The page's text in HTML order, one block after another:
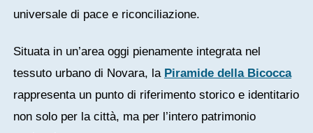
universale di pace e riconciliazione.
Situata in un’area oggi pienamente integrata nel
tessuto urbano di Novara, la Piramide della Bicocca
rappresenta un punto di riferimento storico e identitario
non solo per la città, ma per l’intero patrimonio